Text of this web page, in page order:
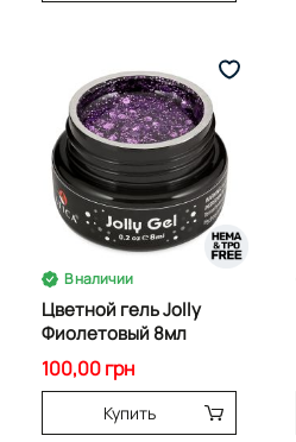
В наличии
Цветной гель Jolly
Фиолетовый 8мл
100,00 грн
Купить